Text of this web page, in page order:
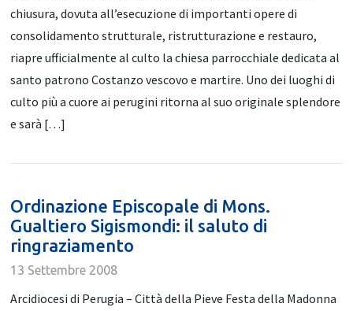
chiusura, dovuta all’esecuzione di importanti opere di
consolidamento strutturale, ristrutturazione e restauro,
riapre ufficialmente al culto la chiesa parrocchiale dedicata al
santo patrono Costanzo vescovo e martire. Uno dei luoghi di
culto più a cuore ai perugini ritorna al suo originale splendore
e sarà […]
Ordinazione Episcopale di Mons.
Gualtiero Sigismondi: il saluto di
ringraziamento
13 Settembre 2008
Arcidiocesi di Perugia – Città della Pieve Festa della Madonna